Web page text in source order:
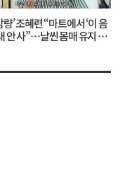
량’ 조혜련 “마트에서 ‘이 음
안 사”…날씬 몸매 유지 비